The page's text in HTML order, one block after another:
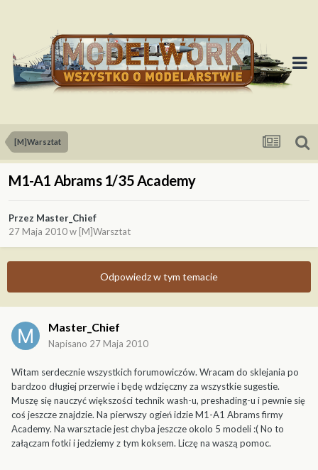
[M]Warsztat
M1-A1 Abrams 1/35 Academy
Przez Master_Chief
27 Maja 2010w [M]Warsztat
Odpowiedz w tym temacie
Master_Chief
Napisano 27 Maja 2010
Witam serdecznie wszystkich forumowiczów. Wracam do sklejania po
bardzoo długiej przerwie i będę wdzięczny za wszystkie sugestie.
Muszę się nauczyć większości technik wash-u, preshading-u i pewnie się
coś jeszcze znajdzie. Na pierwszy ogień idzie M1-A1 Abrams firmy
Academy. Na warsztacie jest chyba jeszcze okolo 5 modeli :( No to
załączam fotki i jedziemy z tym koksem. Liczę na waszą pomoc.